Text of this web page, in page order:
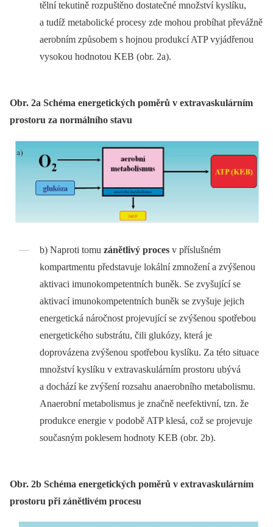
tělní tekutině rozpuštěno dostatečné množství kyslíku,
a tudíž metabolické procesy zde mohou probíhat převážně
aerobním způsobem s hojnou produkcí ATP vyjádřenou
vysokou hodnotou KEB (obr. 2a).
Obr. 2a Schéma energetických poměrů v extravaskulárním
prostoru za normálního stavu
b) Naproti tomuzánětlivý procesv příslušném
kompartmentu představuje lokální zmnožení a zvýšenou
aktivaci imunokompetentních buněk. Se zvyšující se
aktivací imunokompetentních buněk se zvyšuje jejich
energetická náročnost projevující se zvýšenou spotřebou
energetického substrátu, čili glukózy, která je
doprovázena zvýšenou spotřebou kyslíku. Za této situace
množství kyslíku v extravaskulárním prostoru ubývá
a dochází ke zvýšení rozsahu anaerobního metabolismu.
Anaerobní metabolismus je značně neefektivní, tzn. že
produkce energie v podobě ATP klesá, což se projevuje
současným poklesem hodnoty KEB (obr. 2b).
Obr. 2b Schéma energetických poměrů v extravaskulárním
prostoru při zánětlivém procesu